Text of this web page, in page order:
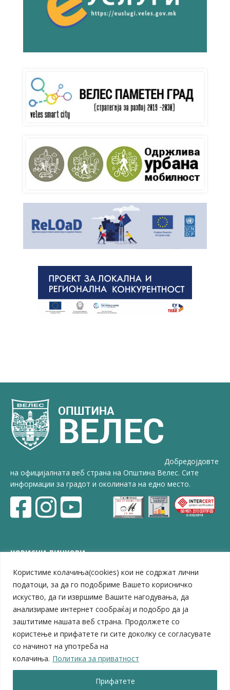
Користиме колачиња(cookies) кои не содржат лични
податоци, за да го подобриме Вашето корисничко
искуство, да ги извршиме Вашите нагодувања, да
анализираме интернет сообраќај и подобро да ја
заштитиме нашата веб страна. Продолжете со
користење и прифатете ги сите доколку се согласувате
со начинот на употреба на
колачиња. Политика за приватност
Прифатете
Добредојдовте
на официјалната веб страна на Општина Велес. Сите
информации за градот и околината на едно место.
КОРИСНИ ЛИНКОВИ
ЗЕЛС – Заедница на единиците на локална самоуправа
Центар за развој на Вардарски плански регион
Јавно комунално претпријатие „Дервен“
ЈПССО „Парк – спорт и паркинзи“
ЛБ „Гоце Делчев“
ЛУ „Народен Музеј“
Влада на Република Северна Македонија
Собрание на Република Северна Македонија
Министерство за финансии
Министерство за транспорт
Министерство за локална самоуправа